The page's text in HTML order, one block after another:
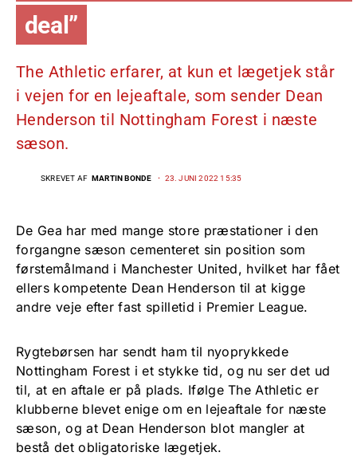
deal”
The Athletic erfarer, at kun et lægetjek står
i vejen for en lejeaftale, som sender Dean
Henderson til Nottingham Forest i næste
sæson.
SKREVET AF MARTIN BONDE 23. JUNI 2022 15:35
De Gea har med mange store præstationer i den
forgangne sæson cementeret sin position som
førstemålmand i Manchester United, hvilket har fået
ellers kompetente Dean Henderson til at kigge
andre veje efter fast spilletid i Premier League.
Rygtebørsen har sendt ham til nyoprykkede
Nottingham Forest i et stykke tid, og nu ser det ud
til, at en aftale er på plads. Ifølge The Athletic er
klubberne blevet enige om en lejeaftale for næste
sæson, og at Dean Henderson blot mangler at
bestå det obligatoriske lægetjek.